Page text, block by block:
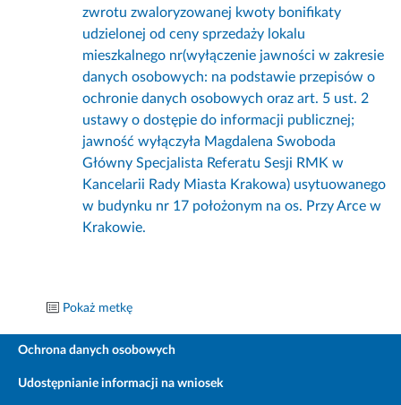
zwrotu zwaloryzowanej kwoty bonifikaty
udzielonej od ceny sprzedaży lokalu
mieszkalnego nr(wyłączenie jawności w zakresie
danych osobowych: na podstawie przepisów o
ochronie danych osobowych oraz art. 5 ust. 2
ustawy o dostępie do informacji publicznej;
jawność wyłączyła Magdalena Swoboda
Główny Specjalista Referatu Sesji RMK w
Kancelarii Rady Miasta Krakowa) usytuowanego
w budynku nr 17 położonym na os. Przy Arce w
Krakowie.
Pokaż metkę
Ochrona danych osobowych
Udostępnianie informacji na wniosek